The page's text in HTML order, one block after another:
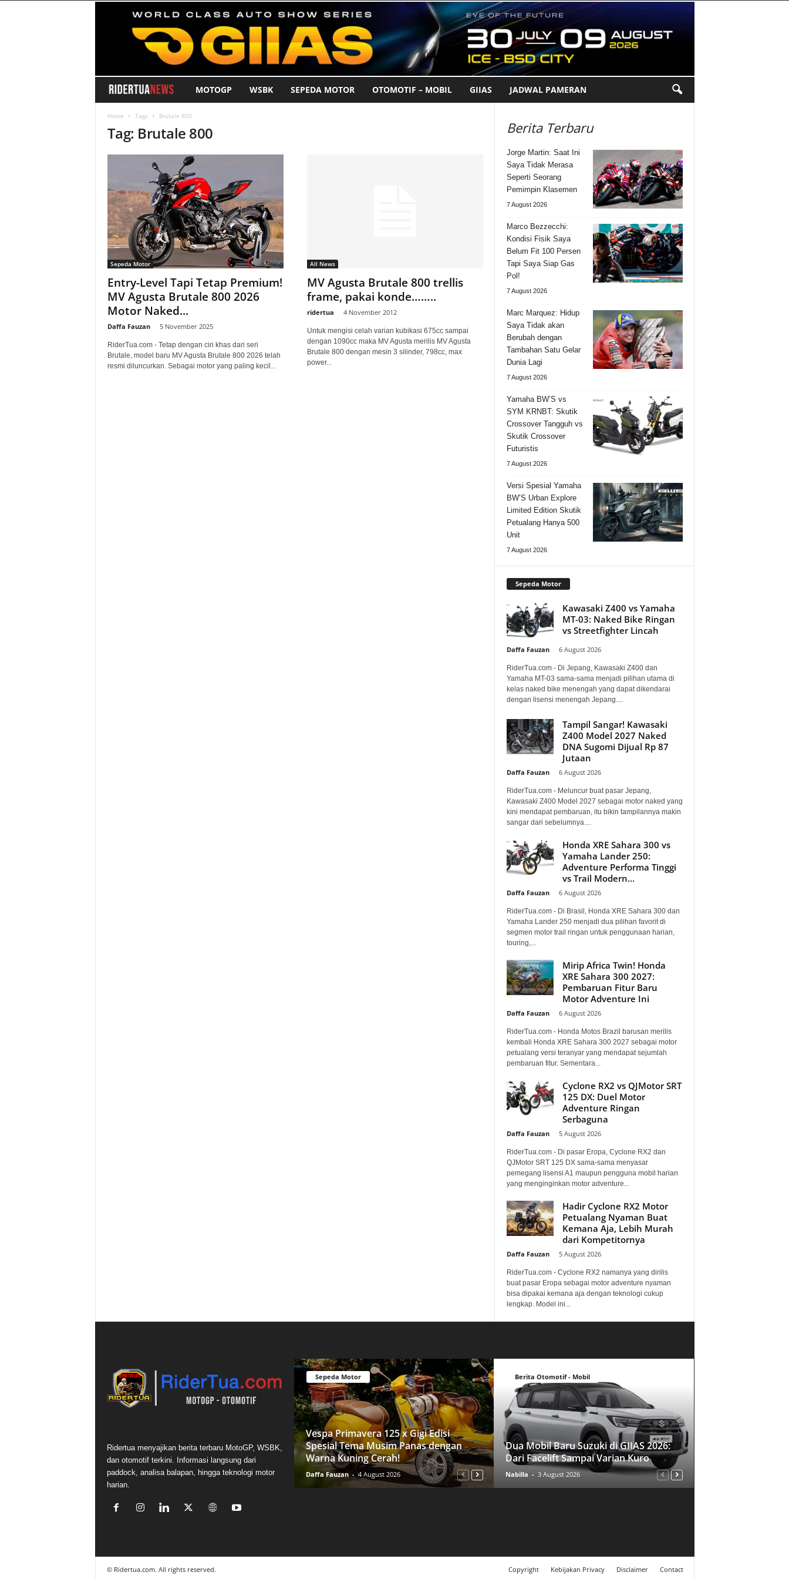
i
d
e
r
T
u
a
.
o
MOTOGP WSBK SEPEDA MOTOR OTOMOTIF – MOBIL GIIAS JADWAL PAMERAN
Home Tags Brutale 800
Tag: Brutale 800
Sepeda Motor
Entry-Level Tapi Tetap Premium!
MV Agusta Brutale 800 2026
Motor Naked...
Daffa Fauzan 5 November 2025
RiderTua.com - Tetap dengan ciri khas dari seri
Brutale, model baru MV Agusta Brutale 800 2026 telah
resmi diluncurkan. Sebagai motor yang paling kecil...
All News
MV Agusta Brutale 800 trellis
frame, pakai konde……..
ridertua 4 November 2012
Untuk mengisi celah varian kubikasi 675cc sampai
dengan 1090cc maka MV Agusta merilis MV Agusta
Brutale 800 dengan mesin 3 silinder, 798cc, max
power...
Berita Terbaru
Jorge Martin: Saat Ini
Saya Tidak Merasa
Seperti Seorang
Pemimpin Klasemen
7 August 2026
Marco Bezzecchi:
Kondisi Fisik Saya
Belum Fit 100 Persen
Tapi Saya Siap Gas
Pol!
7 August 2026
Marc Marquez: Hidup
Saya Tidak akan
Berubah dengan
Tambahan Satu Gelar
Dunia Lagi
7 August 2026
Yamaha BW’S vs
SYM KRNBT: Skutik
Crossover Tangguh vs
Skutik Crossover
Futuristis
7 August 2026
Versi Spesial Yamaha
BW’S Urban Explore
Limited Edition Skutik
Petualang Hanya 500
Unit
7 August 2026
Sepeda Motor
Kawasaki Z400 vs Yamaha
MT-03: Naked Bike Ringan
vs Streetfighter Lincah
Daffa Fauzan 6 August 2026
RiderTua.com - Di Jepang, Kawasaki Z400 dan
Yamaha MT-03 sama-sama menjadi pilihan utama di
kelas naked bike menengah yang dapat dikendarai
dengan lisensi menengah Jepang....
Tampil Sangar! Kawasaki
Z400 Model 2027 Naked
DNA Sugomi Dijual Rp 87
Jutaan
Daffa Fauzan 6 August 2026
RiderTua.com - Meluncur buat pasar Jepang,
Kawasaki Z400 Model 2027 sebagai motor naked yang
kini mendapat pembaruan, itu bikin tampilannya makin
sangar dari sebelumnya....
Honda XRE Sahara 300 vs
Yamaha Lander 250:
Adventure Performa Tinggi
vs Trail Modern...
Daffa Fauzan 6 August 2026
RiderTua.com - Di Brasil, Honda XRE Sahara 300 dan
Yamaha Lander 250 menjadi dua pilihan favorit di
segmen motor trail ringan untuk penggunaan harian,
touring,...
Mirip Africa Twin! Honda
XRE Sahara 300 2027:
Pembaruan Fitur Baru
Motor Adventure Ini
Daffa Fauzan 6 August 2026
RiderTua.com - Honda Motos Brazil barusan merilis
kembali Honda XRE Sahara 300 2027 sebagai motor
petualang versi teranyar yang mendapat sejumlah
pembaruan fitur. Sementara...
Cyclone RX2 vs QJMotor SRT
125 DX: Duel Motor
Adventure Ringan
Serbaguna
Daffa Fauzan 5 August 2026
RiderTua.com - Di pasar Eropa, Cyclone RX2 dan
QJMotor SRT 125 DX sama-sama menyasar
pemegang lisensi A1 maupun pengguna mobil harian
yang menginginkan motor adventure...
Hadir Cyclone RX2 Motor
Petualang Nyaman Buat
Kemana Aja, Lebih Murah
dari Kompetitornya
Daffa Fauzan 5 August 2026
RiderTua.com - Cyclone RX2 namanya yang dirilis
buat pasar Eropa sebagai motor adventure nyaman
bisa dipakai kemana aja dengan teknologi cukup
lengkap. Model ini...
Ridertua menyajikan berita terbaru MotoGP, WSBK,
dan otomotif terkini. Informasi langsung dari
paddock, analisa balapan, hingga teknologi motor
harian.
Sepeda Motor
Vespa Primavera 125 x Gigi Edisi
Spesial Tema Musim Panas dengan
Warna Kuning Cerah!
Daffa Fauzan - 4 August 2026
Berita Otomotif - Mobil
Dua Mobil Baru Suzuki di GIIAS 2026:
Dari Facelift Sampai Varian Kuro
Nabilla - 3 August 2026
Copyright Kebijakan Privacy Disclaimer Contact
© Ridertua.com. All rights reserved.